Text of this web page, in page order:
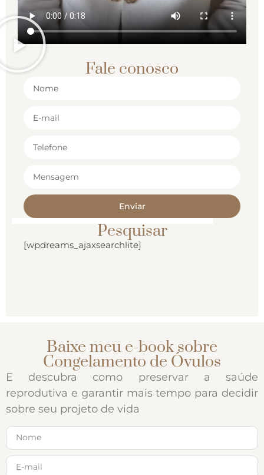
Fale conosco
Enviar
Pesquisar
[wpdreams_ajaxsearchlite]
Baixe meu e-book sobre
Congelamento de Óvulos
E descubra como preservar a saúde
reprodutiva e garantir mais tempo para decidir
sobre seu projeto de vida